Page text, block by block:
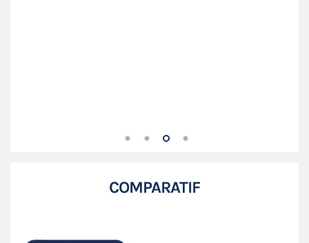
COMPARATIF